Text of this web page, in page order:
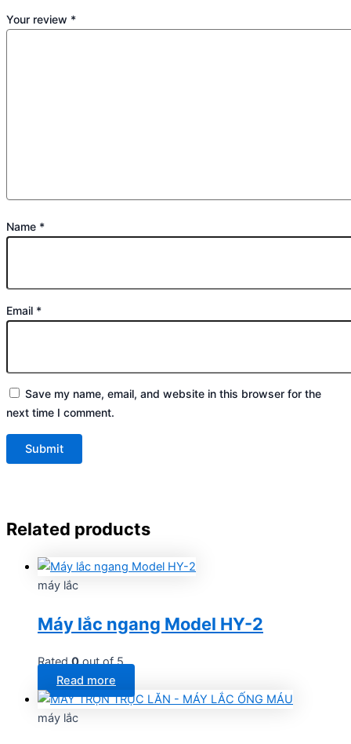
Your review *
Name *
Email *
Save my name, email, and website in this browser for the
next time I comment.
Related products
máy lắc
Máy lắc ngang Model HY-2
Rated0out of 5
Read more
máy lắc